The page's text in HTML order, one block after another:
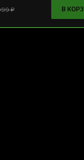
₽ В